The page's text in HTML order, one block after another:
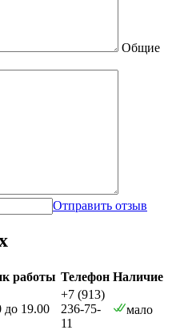
Общие
Отправить отзыв
работы Телефон Наличие
до 19.00
+7 (913)
236-75-
11
мало